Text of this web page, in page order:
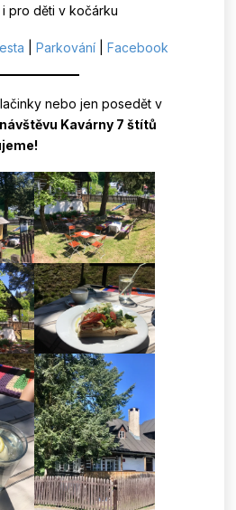
pro děti v kočárku
Parkování| Facebook
nebo jen posedět v
návštěvu Kavárny 7 štítů